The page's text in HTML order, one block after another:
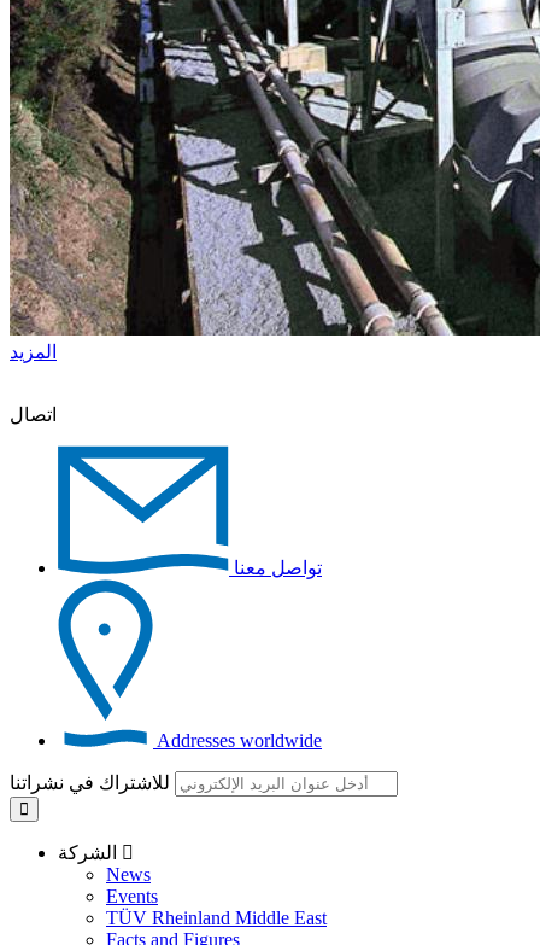
المزيد
اتصال
تواصل معنا
Addresses worldwide
News
Events
TÜV Rheinland Middle East
Facts and Figures